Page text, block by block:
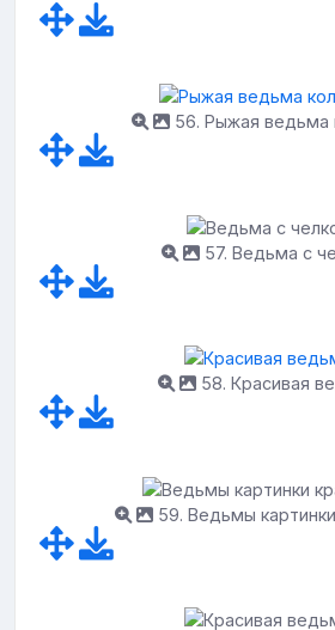
56. Рыжая ведьма
57. Ведьма с
58. Красивая
59. Ведьмы